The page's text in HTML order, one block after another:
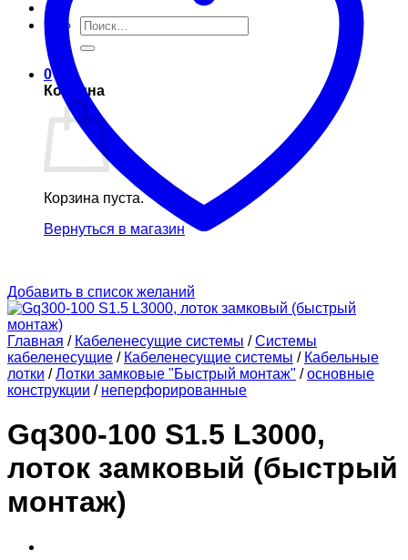
Искать:
0
Корзина
Корзина пуста.
Вернуться в магазин
Добавить в список желаний
Главная / Кабеленесущие системы / Системы
кабеленесущие / Кабеленесущие системы / Кабельные
лотки / Лотки замковые "Быстрый монтаж" / основные
конструкции / неперфорированные
Gq300-100 S1.5 L3000,
лоток замковый (быстрый
монтаж)